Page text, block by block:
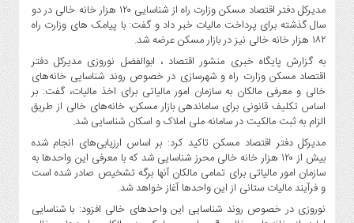
آپ
و
فن
آوری
بانک
،
بیمه
و
ارز
دیجیتال
کشاورزی
و
مدیرکل دفتر اقتصاد مسکن وزارت راه از شناسایی ۱۲۰ هزار خانه خالی در دو
سال گذشته برای پرداخت مالیات خبر داد و گفت: با پیامک های وزارت راه
۱۸۲ هزار خانه خالی نیز در بازار مسکن عرضه شد.
به گزارش پایگاه خبری منشور اقتصاد ، ابوالفضل نوروزی مدیرکل دفتر
اقتصاد مسکن وزارت راه و شهرسازی در خصوص روند شناسایی خانه‌های
خالی و معرفی مالکان به سازمان امور مالیاتی برای اخذ مالیات، گفت: بر
اساس تکلیف قانونی برای ساماندهی بازار مسکن، خانه‌های خالی از طریق
الزام به ثبت مالکیت در سامانه ملی املاک و اسکان شناسایی شد.
مدیرکل دفتر اقتصاد مسکن تاکید کرد: بر اساس ارزیابی‌های انجام شده
بیش از ۱۲۰ هزار خانه خالی محرز شناسایی شد که با معرفی این واحدها به
سازمان امور مالیاتی برای تمامی مالکان آنها برگه تشخیص صادر شده است
و فرآیند مالیات ستانی از این واحدها آغاز خواهد شد.
نوروزی در خصوص روند شناسایی این واحدهای خالی افزود: با شناسایی